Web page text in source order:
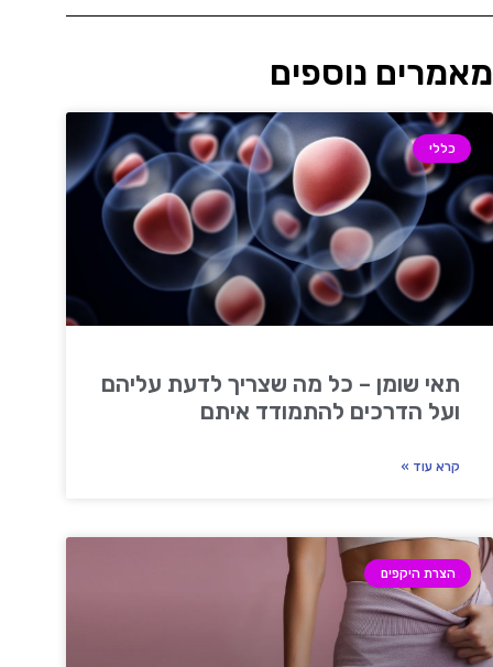
מאמרים נוספים
כללי
תאי שומן – כל מה שצריך לדעת עליהם
ועל הדרכים להתמודד איתם
קרא עוד »
הצרת היקפים